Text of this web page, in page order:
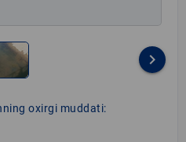
keyboard_arrow_right
oxirgi muddati: